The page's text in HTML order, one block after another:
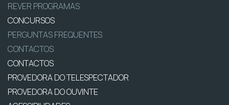
REVER PROGRAMAS
CONCURSOS
PERGUNTAS FREQUENTES
CONTACTOS
CONTACTOS
PROVEDORA DO TELESPECTADOR
PROVEDORA DO OUVINTE